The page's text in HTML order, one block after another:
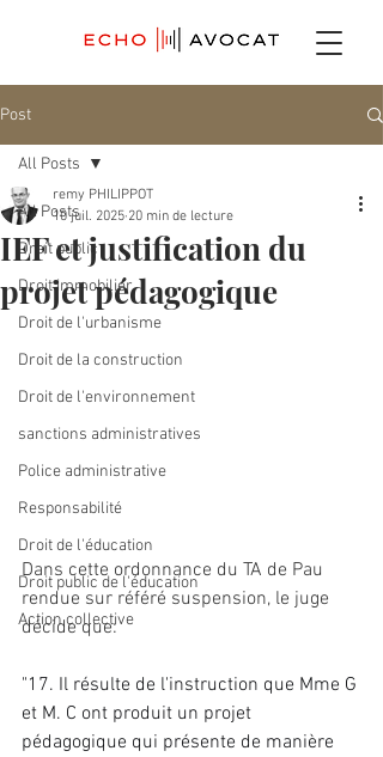
Post
All Posts
Droit public
Droit immobilier
Droit de l'urbanisme
Droit de la construction
Droit de l'environnement
sanctions administratives
Police administrative
Responsabilité
Droit de l'éducation
Droit public de l'éducation
Action collective
All Posts
IEF et justification du
projet pédagogique
remy PHILIPPOT
10 juil. 2025 20 min de lecture
Dans cette ordonnance du TA de Pau
rendue sur référé suspension, le juge
décide que:
"17. Il résulte de l'instruction que Mme G
et M. C ont produit un projet
pédagogique qui présente de manière